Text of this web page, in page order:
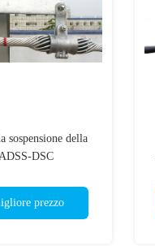
sospensione della
DSC
prezzo